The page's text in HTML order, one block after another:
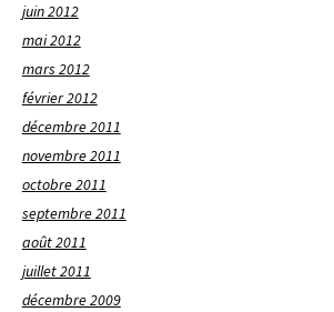
juin 2012
mai 2012
mars 2012
février 2012
décembre 2011
novembre 2011
octobre 2011
septembre 2011
août 2011
juillet 2011
décembre 2009